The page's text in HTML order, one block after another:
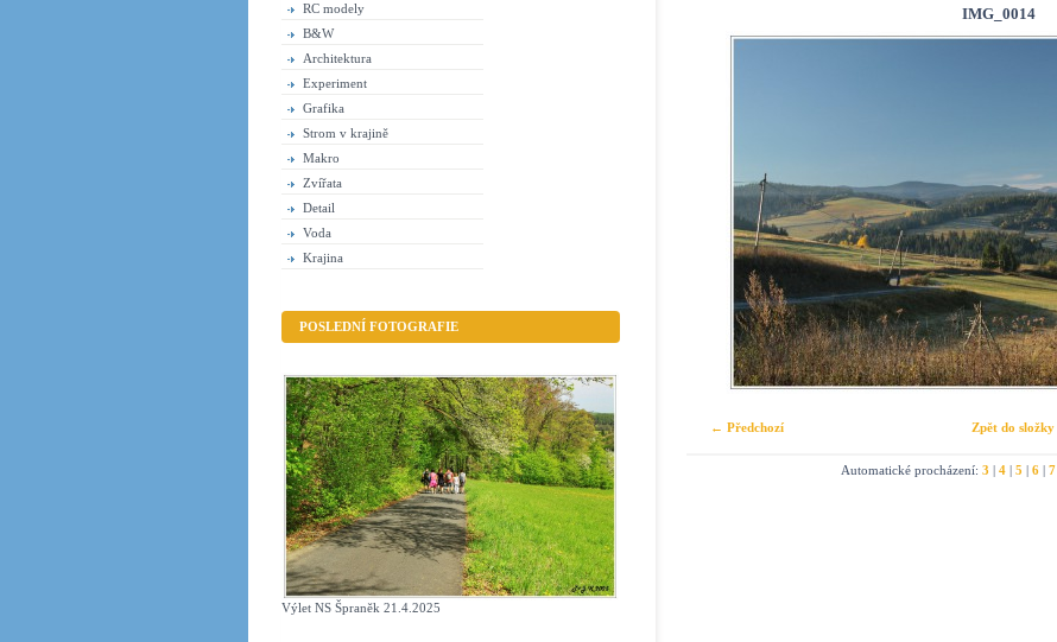
IMG_0014
← Předchozí Zpět do složky
Automatické procházení: 3 | 4 | 5 | 6 | 7
RC modely
B&W
Architektura
Experiment
Grafika
Strom v krajině
Makro
Zvířata
Detail
Voda
Krajina
POSLEDNÍ FOTOGRAFIE
Výlet NS Špraněk 21.4.2025